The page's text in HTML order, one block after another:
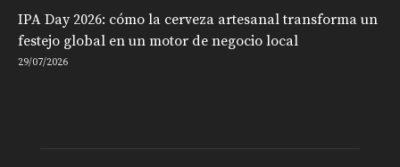
IPA Day 2026: cómo la cerveza artesanal transforma un
festejo global en un motor de negocio local
29/07/2026